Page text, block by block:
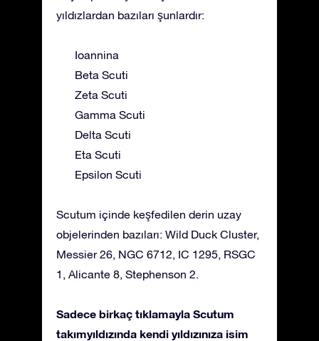
yıldızlardan bazıları şunlardır:
Ioannina
Beta Scuti
Zeta Scuti
Gamma Scuti
Delta Scuti
Eta Scuti
Epsilon Scuti
Scutum içinde keşfedilen derin uzay
objelerinden bazıları: Wild Duck Cluster,
Messier 26, NGC 6712, IC 1295, RSGC
1, Alicante 8, Stephenson 2.
Sadece birkaç tıklamayla Scutum
takımyıldızında kendi yıldızınıza isim